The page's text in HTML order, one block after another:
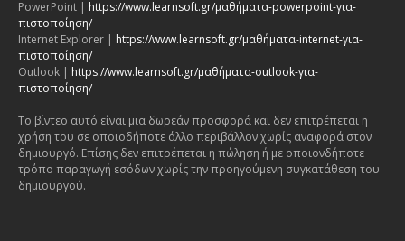
PowerPoint | https://www.learnsoft.gr/μαθήματα-powerpoint-για-
πιστοποίηση/
Internet Explorer | https://www.learnsoft.gr/μαθήματα-internet-για-
πιστοποίηση/
Outlook | https://www.learnsoft.gr/μαθήματα-outlook-για-
πιστοποίηση/
Το βίντεο αυτό είναι μια δωρεάν προσφορά και δεν επιτρέπεται η
χρήση του σε οποιοδήποτε άλλο περιβάλλον χωρίς αναφορά στον
δημιουργό. Επίσης δεν επιτρέπεται η πώληση ή με οποιονδήποτε
τρόπο παραγωγή εσόδων χωρίς την προηγούμενη συγκατάθεση του
δημιουργού.